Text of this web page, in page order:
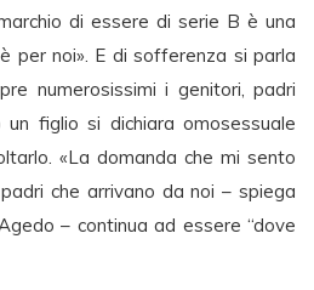
di essere di serie B è una
per noi». E di sofferenza si parla
numerosissimi i genitori, padri
figlio si dichiara omosessuale
«La domanda che mi sento
che arrivano da noi – spiega
– continua ad essere “dove